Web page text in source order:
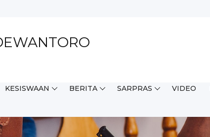
KESISWAAN BERITA SARPRAS VIDEO